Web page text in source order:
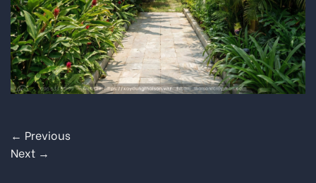
← Previous
Next →